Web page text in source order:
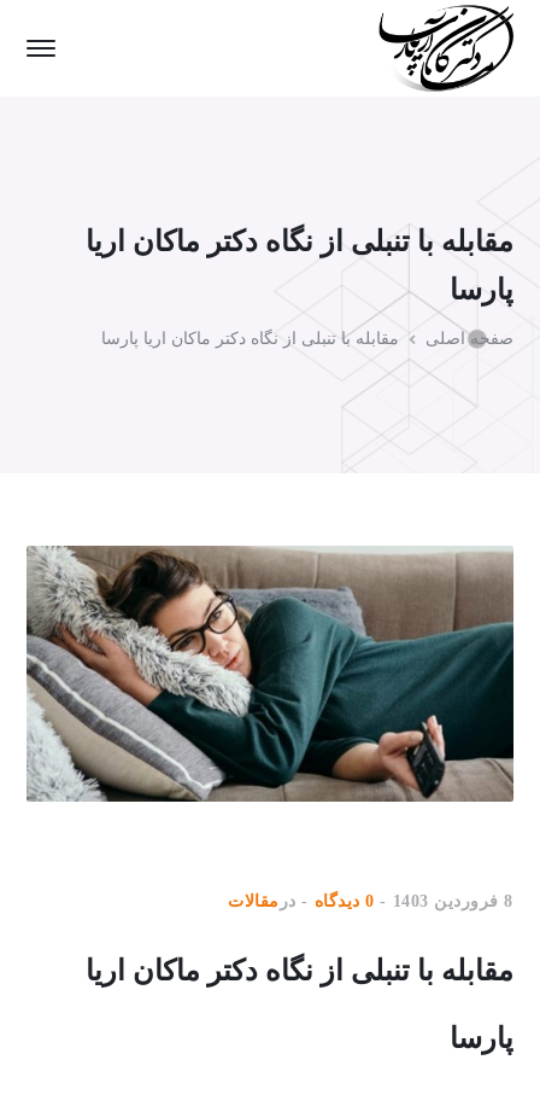
مقابله با تنبلی از نگاه دکتر ماکان اریا
پارسا
صفحه اصلی مقابله با تنبلی از نگاه دکتر ماکان اریا پارسا
8 فروردین 1403 0 دیدگاه در مقالات
مقابله با تنبلی از نگاه دکتر ماکان اریا
پارسا